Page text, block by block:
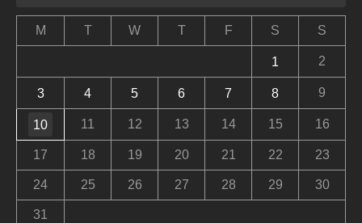
M T W T F S S
1 2
3 4 5 6 7 8 9
10 11 12 13 14 15 16
17 18 19 20 21 22 23
24 25 26 27 28 29 30
31